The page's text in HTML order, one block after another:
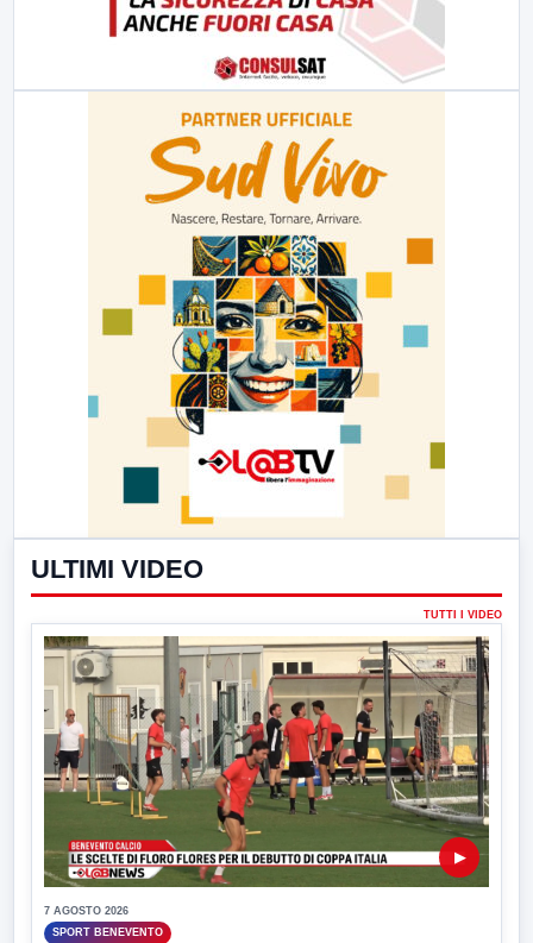
ULTIMI VIDEO
TUTTI I VIDEO
▶
7 AGOSTO 2026
SPORT BENEVENTO